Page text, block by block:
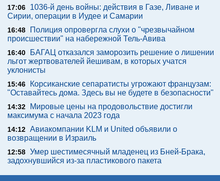
17:06
1036-й день войны: действия в Газе, Ливане и
Сирии, операции в Иудее и Самарии
16:48
Полиция опровергла слухи о "чрезвычайном
происшествии" на набережной Тель-Авива
16:40
БАГАЦ отказался заморозить решение о лишении
льгот жертвователей йешивам, в которых учатся
уклонисты
15:46
Корсиканские сепаратисты угрожают французам:
"Оставайтесь дома. Здесь вы не будете в безопасности"
14:32
Мировые цены на продовольствие достигли
максимума с начала 2023 года
14:12 Авиакомпании KLM и United объявили о
возвращении в Израиль
12:58 Умер шестимесячный младенец из Бней-Брака,
задохнувшийся из-за пластикового пакета